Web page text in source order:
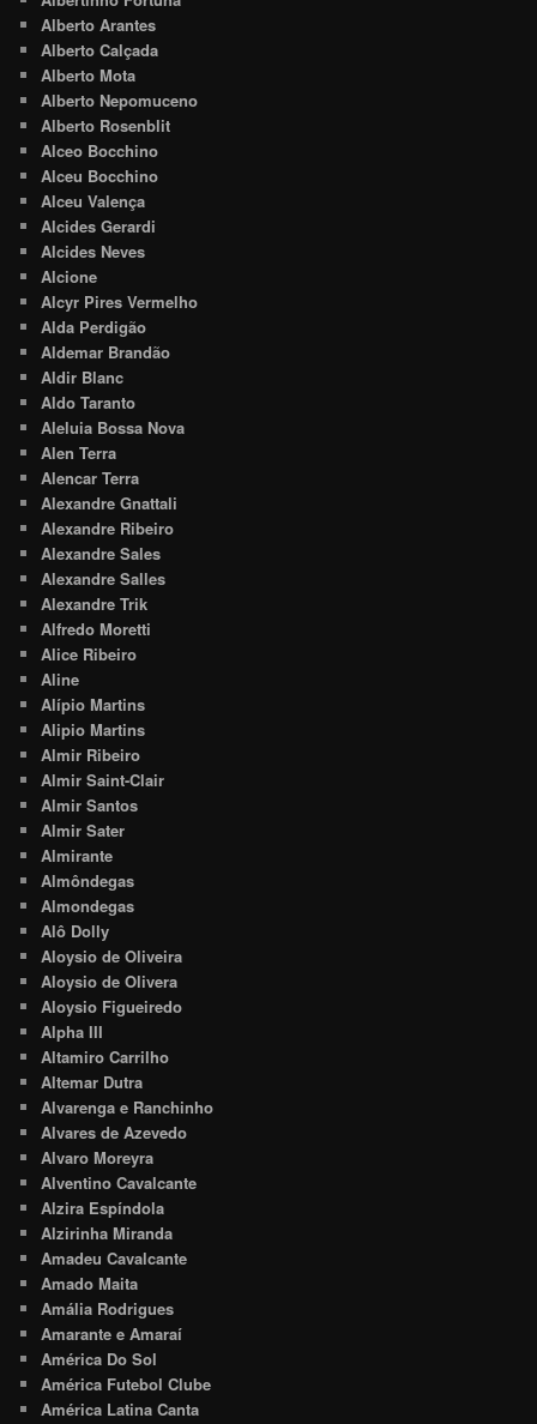
Alberto Arantes
Alberto Calçada
Alberto Mota
Alberto Nepomuceno
Alberto Rosenblit
Alceo Bocchino
Alceu Bocchino
Alceu Valença
Alcides Gerardi
Alcides Neves
Alcione
Alcyr Pires Vermelho
Alda Perdigão
Aldemar Brandão
Aldir Blanc
Aldo Taranto
Aleluia Bossa Nova
Alen Terra
Alencar Terra
Alexandre Gnattali
Alexandre Ribeiro
Alexandre Sales
Alexandre Salles
Alexandre Trik
Alfredo Moretti
Alice Ribeiro
Aline
Alípio Martins
Alipio Martins
Almir Ribeiro
Almir Saint-Clair
Almir Santos
Almir Sater
Almirante
Almôndegas
Almondegas
Alô Dolly
Aloysio de Oliveira
Aloysio de Olivera
Aloysio Figueiredo
Alpha III
Altamiro Carrilho
Altemar Dutra
Alvarenga e Ranchinho
Alvares de Azevedo
Alvaro Moreyra
Alventino Cavalcante
Alzira Espíndola
Alzirinha Miranda
Amadeu Cavalcante
Amado Maita
Amália Rodrigues
Amarante e Amaraí
América Do Sol
América Futebol Clube
América Latina Canta